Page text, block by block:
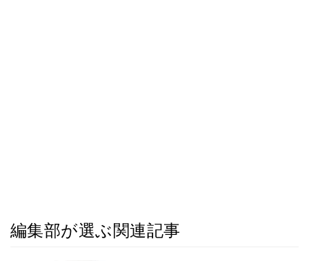
編集部が選ぶ関連記事